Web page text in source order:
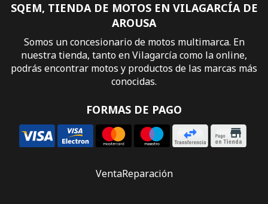
SQEM, TIENDA DE MOTOS EN VILAGARCÍA DE
AROUSA
Somos un concesionario de motos multimarca. En
nuestra tienda, tanto en Vilagarcía como la online,
podrás encontrar motos y productos de las marcas más
conocidas.
FORMAS DE PAGO
VentaReparación